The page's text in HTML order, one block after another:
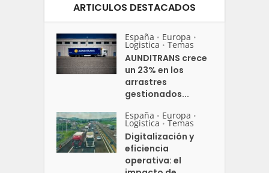
ARTICULOS DESTACADOS
España • Europa •
Logistica • Temas
AUNDITRANS crece
un 23% en los
arrastres
gestionados...
España • Europa •
Logistica • Temas
Digitalización y
eficiencia
operativa: el